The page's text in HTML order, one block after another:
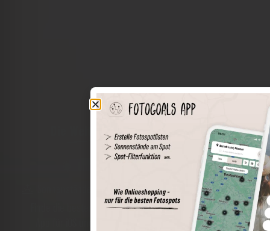
Die Welt der Orte in deiner Tasche
Spots speichern
Sonnenstände am Spot
Spotdetails
Filterfunktion
Finde die besten Fotospots noch einfacher mit unserer
App für iOS und Android und genieße einen größeren